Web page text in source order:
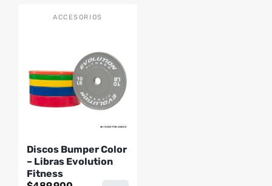
ACCESORIOS
variantes.
Las
opciones
elegir
en
la
Discos Bumper Color
– Libras Evolution
Fitness